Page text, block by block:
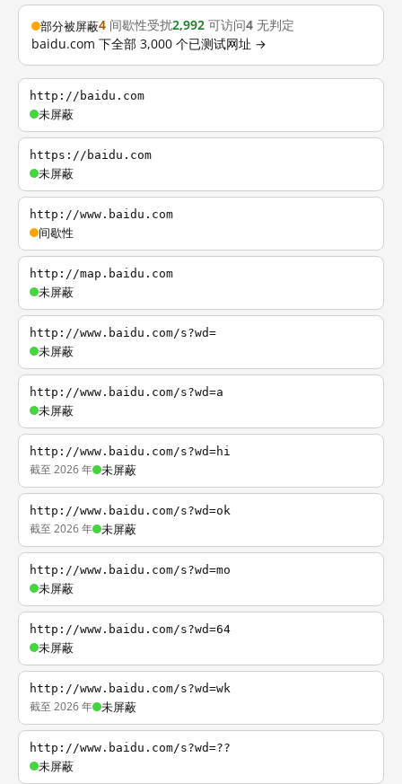
部分被屏蔽4 间歇性受扰2,992 可访问4 无判定
baidu.com 下全部 3,000 个已测试网址 →
http://baidu.com
未屏蔽
https://baidu.com
未屏蔽
http://www.baidu.com
间歇性
http://map.baidu.com
未屏蔽
http://www.baidu.com/s?wd=
未屏蔽
http://www.baidu.com/s?wd=a
未屏蔽
http://www.baidu.com/s?wd=hi
截至 2026 年 未屏蔽
http://www.baidu.com/s?wd=ok
截至 2026 年 未屏蔽
http://www.baidu.com/s?wd=mo
未屏蔽
http://www.baidu.com/s?wd=64
未屏蔽
http://www.baidu.com/s?wd=wk
截至 2026 年 未屏蔽
http://www.baidu.com/s?wd=??
未屏蔽